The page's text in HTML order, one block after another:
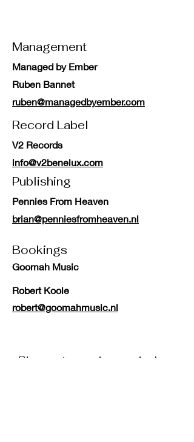
Management
Managed by Ember
Ruben Bannet
ruben@managedbyember.com
Record Label
V2 Records
info@v2benelux.com
Publishing
Pennies From Heaven
brian@penniesfromheaven.nl
Bookings
Goomah Music
Robert Koole
robert@goomahmusic.nl
Sign up to receive musical